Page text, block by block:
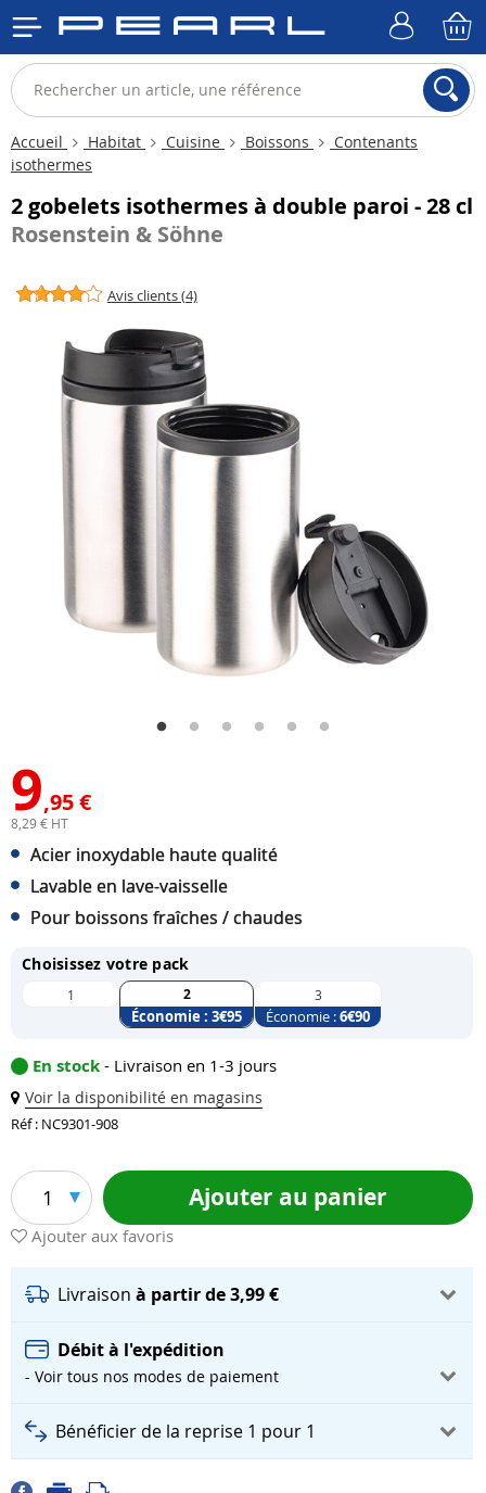
Accueil Habitat Cuisine Boissons
Contenants
isothermes
2 gobelets isothermes à double paroi - 28 cl
Rosenstein & Söhne
Avis clients (4)
9,95 €
8,29 € HT
Acier inoxydable haute qualité
Lavable en lave-vaisselle
Pour boissons fraîches / chaudes
Choisissez votre pack
1 2
Économie : 3€95
3
Économie :6€90
En stock - Livraison en 1-3 jours
Voir la disponibilité en magasins
Réf : NC9301-908
1 Ajouter au panier
Ajouter aux favoris
Livraison à partir de 3,99 €
Débit à l'expédition
- Voir tous nos modes de paiement
Bénéficier de la reprise 1 pour 1